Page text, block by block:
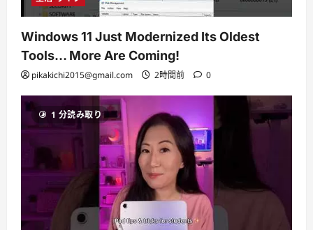
Windows 11 Just Modernized Its Oldest
Tools… More Are Coming!
pikakichi2015@gmail.com 2時間前 0
1 分読み取り